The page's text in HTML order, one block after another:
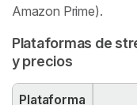
Amazon Prime).
Plataformas de
y precios
Plataforma